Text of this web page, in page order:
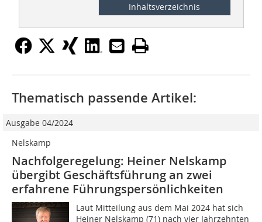
Inhaltsverzeichnis
Thematisch passende Artikel:
Ausgabe 04/2024
Nelskamp
Nachfolgeregelung: Heiner Nelskamp
übergibt Geschäftsführung an zwei
erfahrene Führungspersönlichkeiten
Laut Mitteilung aus dem Mai 2024 hat sich
Heiner Nelskamp (71) nach vier Jahrzehnten